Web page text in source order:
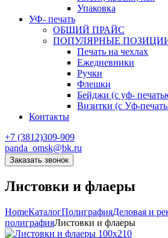
Упаковка
УФ- печать
ОБЩИЙ ПРАЙС
ПОПУЛЯРНЫЕ
Печать на чехлах
Ежедневники
Ручки
Флешки
Бейджи (с уф-
Визитки (с Уф-
Контакты
+7 (3812)309-909
panda_omsk@bk.ru
Заказать звонок
Листовки и флаеры
HomeКаталогПолиграфияДеловая и
полиграфияЛистовки и флаеры